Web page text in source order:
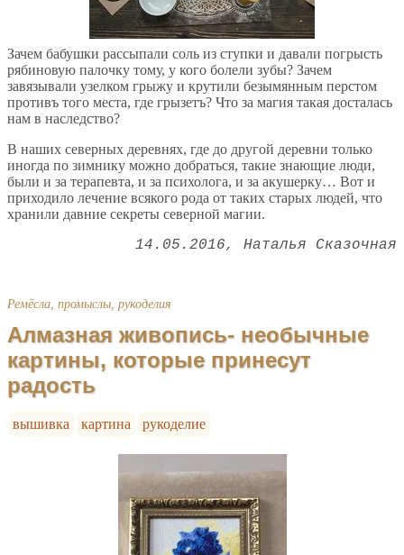
Зачем бабушки рассыпали соль из ступки и давали погрысть
рябиновую палочку тому, у кого болели зубы? Зачем
завязывали узелком грыжу и крутили безымянным перстом
противъ того места, где грызетъ? Что за магия такая досталась
нам в наследство?
В наших северных деревнях, где до другой деревни только
иногда по зимнику можно добраться, такие знающие люди,
были и за терапевта, и за психолога, и за акушерку… Вот и
приходило лечение всякого рода от таких старых людей, что
хранили давние секреты северной магии.
14.05.2016 Наталья Сказочная
Ремёсла, промыслы, рукоделия
Алмазная живопись- необычные
картины, которые принесут
радость
вышивка картина рукоделие